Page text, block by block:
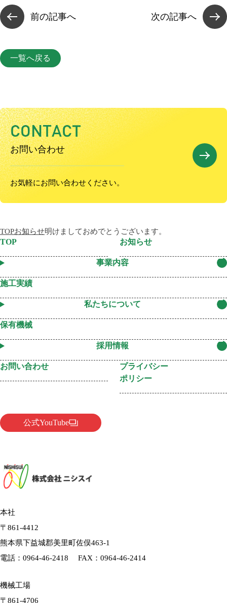
前の記事へ
一覧へ戻る
次の記事へ
CONTACT
お問い合わせ
お気軽にお問い合わせください。
TOPお知らせ明けましておめでとうございます。
TOP お知らせ
事業内容
施工実績
私たちについて
保有機械
採用情報
お問い合わせ
プライバシー
ポリシー
本社
〒861-4412
熊本県下益城郡美里町佐俣463-1
電話： 0964-46-2418 FAX：0964-46-2414
機械工場
〒861-4706
公式YouTube